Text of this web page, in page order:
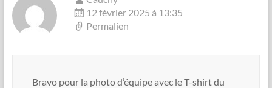
12 février 2025 à 13:35
Permalien
Bravo pour la photo d’équipe avec le T-shirt du